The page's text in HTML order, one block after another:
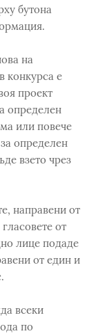
бутона
на
конкурса е
проект
определен
или повече
определен
взето чрез
направени от
от
лице подаде
от един и
всеки
по